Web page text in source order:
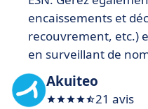
encaissements et
recouvrement, etc.)
en surveillant de
Akuiteo
21 avis